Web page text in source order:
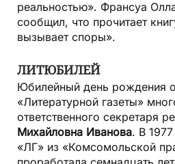
реальностью». Франсуа
сообщил, что прочитает
вызывает споры».
ЛИТЮБИЛЕЙ
Юбилейный день рождения
«Литературной газеты»
ответственного секретаря
Михайловна Иванова. В
«ЛГ» из «Комсомольской